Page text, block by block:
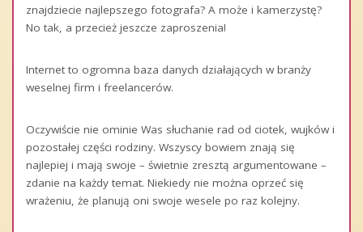
znajdziecie najlepszego fotografa? A może i kamerzystę?
No tak, a przecież jeszcze zaproszenia!
Internet to ogromna baza danych działających w branży
weselnej firm i freelancerów.
Oczywiście nie ominie Was słuchanie rad od ciotek, wujków i
pozostałej części rodziny. Wszyscy bowiem znają się
najlepiej i mają swoje – świetnie zresztą argumentowane –
zdanie na każdy temat. Niekiedy nie można oprzeć się
wrażeniu, że planują oni swoje wesele po raz kolejny.